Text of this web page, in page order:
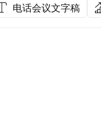
电话会议文字稿